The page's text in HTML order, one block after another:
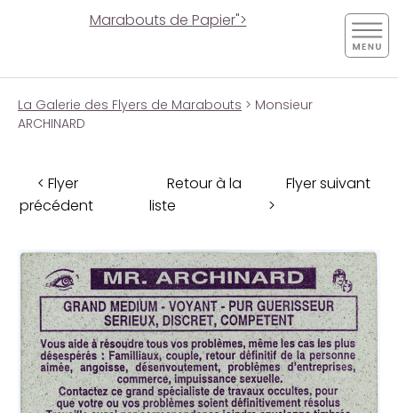
Marabouts de Papier">
La Galerie des Flyers de Marabouts > Monsieur
ARCHINARD
< Flyer
précédent
Retour à la
liste
Flyer suivant
>